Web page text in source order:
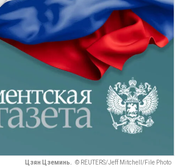
Цзян Цземинь. © REUTERS/Jeff Mitchell/File Photo